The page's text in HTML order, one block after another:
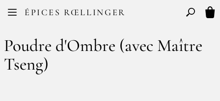
ÉPICES RŒLLINGER
FR EN Basculer
Poudre d'Ombre (avec Maître
Tseng)